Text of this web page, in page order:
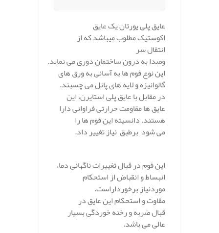
عایق پلی یورتان یک عایق
اکوستیک مطلوب میباشد که از
انتقال سر
وصدا به درون ساختمان دوری می نماید.
این نوع فوم ها به آسانی به ورق های
گالوانیزه و لایه های پانل می چسبند.
در مقابل با عایق پلی استایرن، این
عایق ها مقاومت حرارتی فراوانی دارا
هستند. دانسیته این فوم ها را
می شود برطبق نیاز تغییر داد.
این فوم در قبال تغییرات ناگهانی دما،
انبساط و انقباض از استحکام
موردنیاز برخوردار‌است.
مقاوت و استحکام این عایق در
قبال ضربه و رخنه‌ خوردگی بسیار
عالی می باشد.